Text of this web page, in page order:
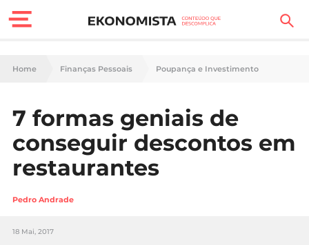
Finanças Pessoais
Carreira
Casa
Lifestyle
Sociedade
Home Finanças Pessoais Poupança e Investimento
7 formas geniais de
conseguir descontos em
restaurantes
Pedro Andrade
18 Mai, 2017